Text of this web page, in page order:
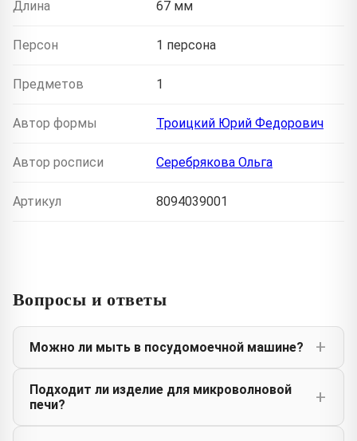
Длина 67 мм
Персон 1 персона
Предметов 1
Автор формы Троицкий Юрий Федорович
Автор росписи Серебрякова Ольга
Артикул 8094039001
Вопросы и ответы
Можно ли мыть в посудомоечной машине?
Подходит ли изделие для микроволновой
печи?